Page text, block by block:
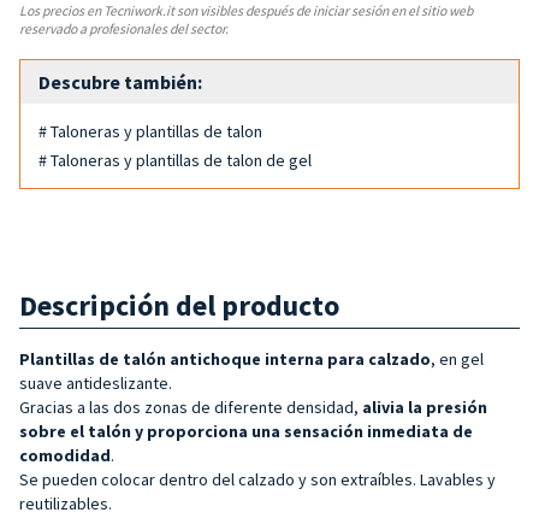
Los precios en Tecniwork.it son visibles después de iniciar sesión en el sitio web
reservado a profesionales del sector.
Descubre también:
# Taloneras y plantillas de talon
# Taloneras y plantillas de talon de gel
Descripción del producto
Plantillas de talón antichoque interna para calzado, en gel
suave antideslizante.
Gracias a las dos zonas de diferente densidad, alivia la presión
sobre el talón y proporciona una sensación inmediata de
comodidad.
Se pueden colocar dentro del calzado y son extraíbles. Lavables y
reutilizables.